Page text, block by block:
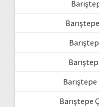
Barıştepe
Barıştepe